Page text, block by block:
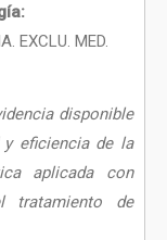
EXCLU. MED.
disponible
y eficiencia de la
aplicada con
tratamiento de